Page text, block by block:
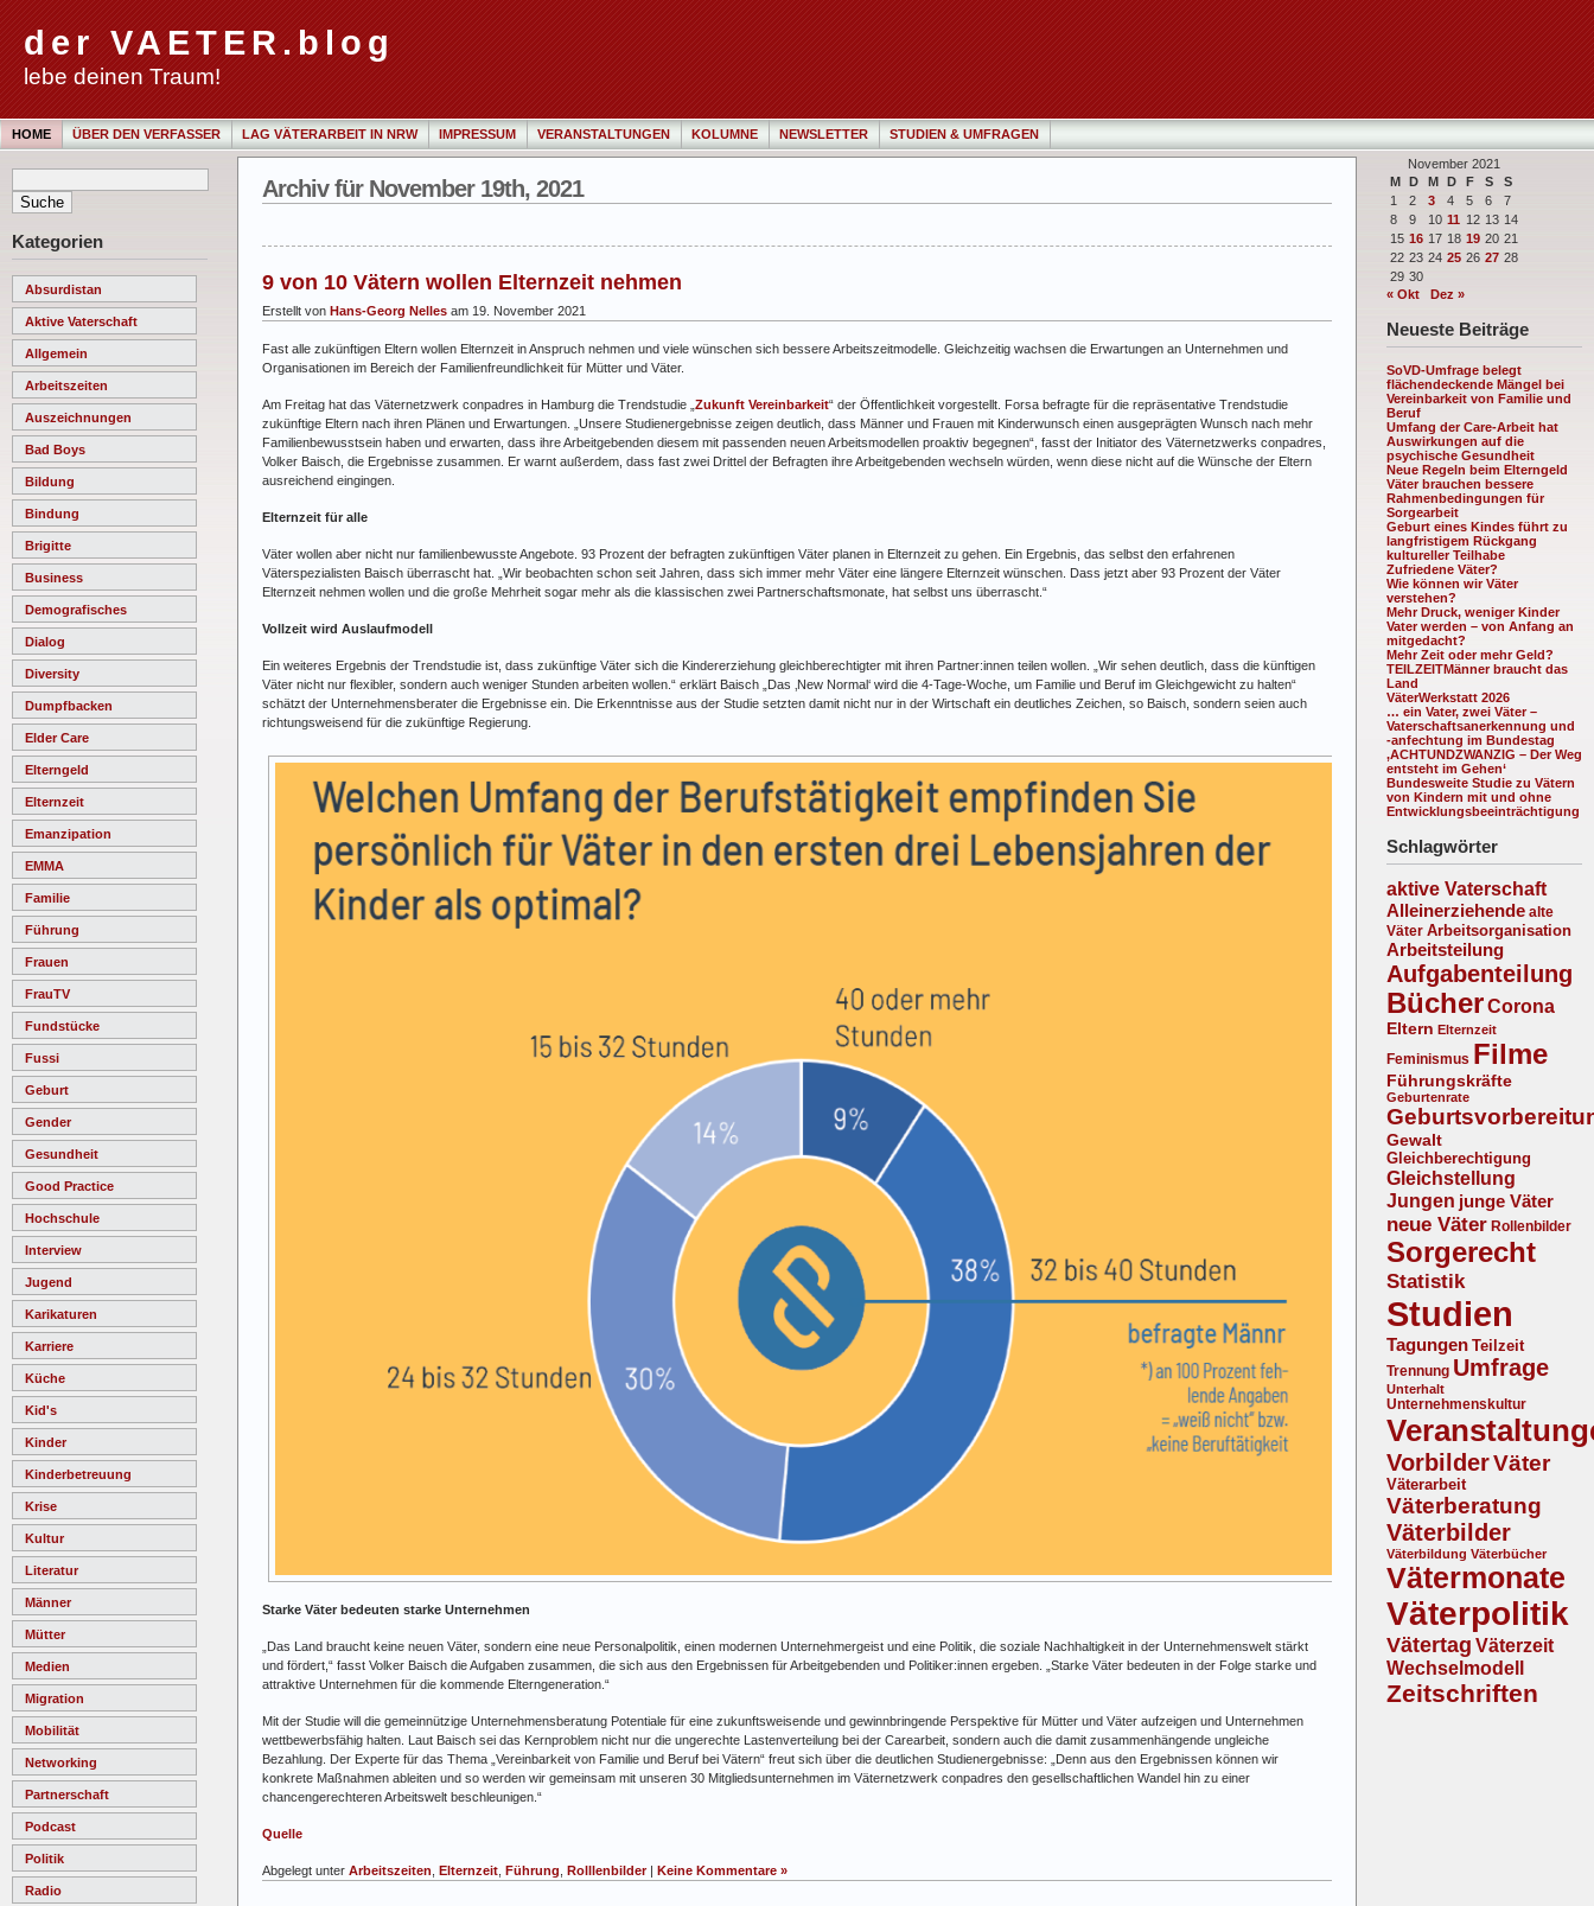
der VAETER.blog
lebe deinen Traum!
HOME ÜBER DEN VERFASSER LAG VÄTERARBEIT IN NRW IMPRESSUM VERANSTALTUNGEN KOLUMNE NEWSLETTER STUDIEN & UMFRAGEN
Kategorien
Absurdistan
Aktive Vaterschaft
Allgemein
Arbeitszeiten
Auszeichnungen
Bad Boys
Bildung
Bindung
Brigitte
Business
Demografisches
Dialog
Diversity
Dumpfbacken
Elder Care
Elterngeld
Elternzeit
Emanzipation
EMMA
Familie
Führung
Frauen
FrauTV
Fundstücke
Fussi
Geburt
Gender
Gesundheit
Good Practice
Hochschule
Interview
Jugend
Karikaturen
Karriere
Küche
Kid's
Kinder
Kinderbetreuung
Krise
Kultur
Literatur
Männer
Mütter
Medien
Migration
Mobilität
Networking
Partnerschaft
Podcast
Politik
Radio
November 2021
M D M D F S
S
1
2 3 4 5 6
7
8
9 10 11 12 13 14
15 16 17 18 19 20 21
22 23 24 25 26 27 28
29 30
« Okt
Dez »
Neueste Beiträge
SoVD-Umfrage belegt
flächendeckende Mängel bei
Vereinbarkeit von Familie und
Beruf
Umfang der Care-Arbeit hat
Auswirkungen auf die
psychische Gesundheit
Neue Regeln beim Elterngeld
Väter brauchen bessere
Rahmenbedingungen für
Sorgearbeit
Geburt eines Kindes führt zu
langfristigem Rückgang
kultureller Teilhabe
Zufriedene Väter?
Wie können wir Väter
verstehen?
Mehr Druck, weniger Kinder
Vater werden – von Anfang an
mitgedacht?
Mehr Zeit oder mehr Geld?
TEILZEITMänner braucht das
Land
VäterWerkstatt 2026
… ein Vater, zwei Väter –
Vaterschaftsanerkennung und
-anfechtung im Bundestag
‚ACHTUNDZWANZIG – Der Weg
entsteht im Gehen‘
Bundesweite Studie zu Vätern
von Kindern mit und ohne
Entwicklungsbeeinträchtigung
Schlagwörter
aktive Vaterschaft
Alleinerziehende alte
Väter Arbeitsorganisation
Arbeitsteilung
Aufgabenteilung
BücherCorona
Eltern Elternzeit
Feminismus Filme
Führungskräfte
Geburtenrate
Gewalt
Gleichberechtigung
Gleichstellung
Jungen junge Väter
neue Väter Rollenbilder
Sorgerecht
Statistik
Studien
Tagungen Teilzeit
Trennung Umfrage
Unterhalt
Unternehmenskultur
VorbilderVäter
Väterarbeit
Väterberatung
Väterbilder
Väterbildung Väterbücher
Vätermonate
Väterpolitik
Vätertag Väterzeit
Wechselmodell
Zeitschriften
Archiv für November 19th, 2021
9 von 10 Vätern wollen Elternzeit nehmen
Erstellt von Hans-Georg Nelles am 19. November 2021
Fast alle zukünftigen Eltern wollen Elternzeit in Anspruch nehmen und viele wünschen sich bessere Arbeitszeitmodelle. Gleichzeitig wachsen die Erwartungen an Unternehmen und
Organisationen im Bereich der Familienfreundlichkeit für Mütter und Väter.
Am Freitag hat das Väternetzwerk conpadres in Hamburg die Trendstudie „ Zukunft Vereinbarkeit“ der Öffentlichkeit vorgestellt. Forsa befragte für die repräsentative Trendstudie
zukünftige Eltern nach ihren Plänen und Erwartungen. „Unsere Studienergebnisse zeigen deutlich, dass Männer und Frauen mit Kinderwunsch einen ausgeprägten Wunsch nach mehr
Familienbewusstsein haben und erwarten, dass ihre Arbeitgebenden diesem mit passenden neuen Arbeitsmodellen proaktiv begegnen“, fasst der Initiator des Väternetzwerks conpadres,
Volker Baisch, die Ergebnisse zusammen. Er warnt außerdem, dass fast zwei Drittel der Befragten ihre Arbeitgebenden wechseln würden, wenn diese nicht auf die Wünsche der Eltern
ausreichend eingingen.
Elternzeit für alle
Väter wollen aber nicht nur familienbewusste Angebote. 93 Prozent der befragten zukünftigen Väter planen in Elternzeit zu gehen. Ein Ergebnis, das selbst den erfahrenen
Väterspezialisten Baisch überrascht hat. „Wir beobachten schon seit Jahren, dass sich immer mehr Väter eine längere Elternzeit wünschen. Dass jetzt aber 93 Prozent der Väter
Elternzeit nehmen wollen und die große Mehrheit sogar mehr als die klassischen zwei Partnerschaftsmonate, hat selbst uns überrascht.“
Vollzeit wird Auslaufmodell
Ein weiteres Ergebnis der Trendstudie ist, dass zukünftige Väter sich die Kindererziehung gleichberechtigter mit ihren Partner:innen teilen wollen. „Wir sehen deutlich, dass die künftigen
Väter nicht nur flexibler, sondern auch weniger Stunden arbeiten wollen.“ erklärt Baisch „Das ‚New Normal‘ wird die 4-Tage-Woche, um Familie und Beruf im Gleichgewicht zu halten“
schätzt der Unternehmensberater die Ergebnisse ein. Die Erkenntnisse aus der Studie setzten damit nicht nur in der Wirtschaft ein deutliches Zeichen, so Baisch, sondern seien auch
richtungsweisend für die zukünftige Regierung.
Starke Väter bedeuten starke Unternehmen
„Das Land braucht keine neuen Väter, sondern eine neue Personalpolitik, einen modernen Unternehmergeist und eine Politik, die soziale Nachhaltigkeit in der Unternehmenswelt stärkt
und fördert,“ fasst Volker Baisch die Aufgaben zusammen, die sich aus den Ergebnissen für Arbeitgebenden und Politiker:innen ergeben. „Starke Väter bedeuten in der Folge starke und
attraktive Unternehmen für die kommende Elterngeneration.“
Mit der Studie will die gemeinnützige Unternehmensberatung Potentiale für eine zukunftsweisende und gewinnbringende Perspektive für Mütter und Väter aufzeigen und Unternehmen
wettbewerbsfähig halten. Laut Baisch sei das Kernproblem nicht nur die ungerechte Lastenverteilung bei der Carearbeit, sondern auch die damit zusammenhängende ungleiche
Bezahlung. Der Experte für das Thema „Vereinbarkeit von Familie und Beruf bei Vätern“ freut sich über die deutlichen Studienergebnisse: „Denn aus den Ergebnissen können wir
konkrete Maßnahmen ableiten und so werden wir gemeinsam mit unseren 30 Mitgliedsunternehmen im Väternetzwerk conpadres den gesellschaftlichen Wandel hin zu einer
chancengerechteren Arbeitswelt beschleunigen.“
Quelle
Abgelegt unter Arbeitszeiten, Elternzeit, Führung, Rolllenbilder| Keine Kommentare »